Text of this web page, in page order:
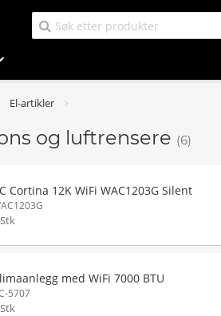
El-artikler
og luftrensere (6)
Cortina 12K WiFi WAC1203G Silent
med WiFi 7000 BTU
5707